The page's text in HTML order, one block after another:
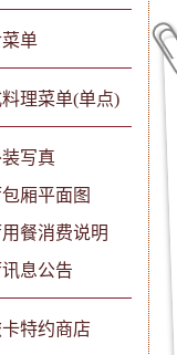
单
料理菜单(单点)
写真
厢平面图
餐消费说明
息公告
卡特约商店